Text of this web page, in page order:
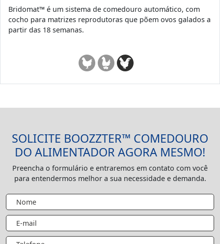
Bridomat™ é um sistema de comedouro automático, com
cocho para matrizes reprodutoras que põem ovos galados a
partir das 18 semanas.
SOLICITE BOOZZTER™ COMEDOURO
DO ALIMENTADOR AGORA MESMO!
Preencha o formulário e entraremos em contato com você
para entendermos melhor a sua necessidade e demanda.